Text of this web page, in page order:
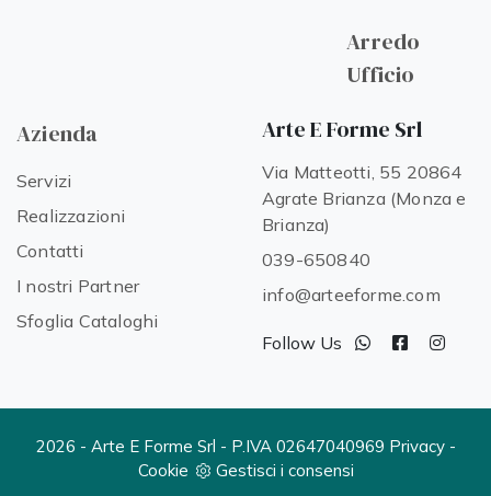
Arredo
Ufficio
Azienda
Servizi
Realizzazioni
Contatti
I nostri Partner
Sfoglia Cataloghi
Arte E Forme Srl
Via Matteotti, 55 20864
Agrate Brianza (Monza e
Brianza)
039-650840
info@arteeforme.com
Follow Us
2026 - Arte E Forme Srl - P.IVA 02647040969 Privacy-
Cookie
Gestisci i consensi